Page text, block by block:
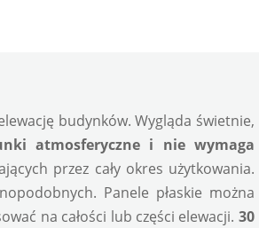
budynków. Wygląda świetnie,
atmosferyczne i nie wymaga
przez cały okres użytkowania.
Panele płaskie można
na całości lub części elewacji. 30